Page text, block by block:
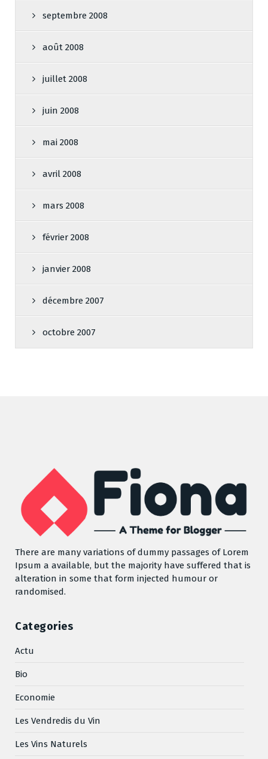
septembre 2008
août 2008
juillet 2008
juin 2008
mai 2008
avril 2008
mars 2008
février 2008
janvier 2008
décembre 2007
octobre 2007
There are many variations of dummy passages of Lorem
Ipsum a available, but the majority have suffered that is
alteration in some that form injected humour or
randomised.
Categories
Actu
Bio
Economie
Les Vendredis du Vin
Les Vins Naturels